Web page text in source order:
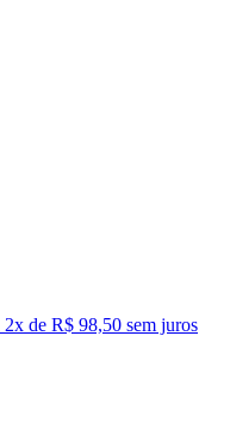
2x de R$ 98,50 sem juros